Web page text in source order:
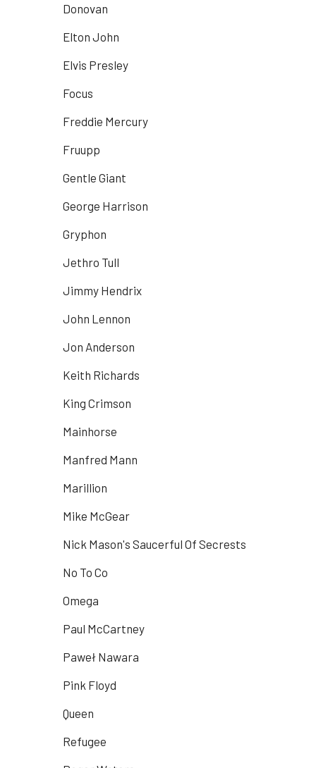
Donovan
Elton John
Elvis Presley
Focus
Freddie Mercury
Fruupp
Gentle Giant
George Harrison
Gryphon
Jethro Tull
Jimmy Hendrix
John Lennon
Jon Anderson
Keith Richards
King Crimson
Mainhorse
Manfred Mann
Marillion
Mike McGear
Nick Mason's Saucerful Of Secrests
No To Co
Omega
Paul McCartney
Paweł Nawara
Pink Floyd
Queen
Refugee